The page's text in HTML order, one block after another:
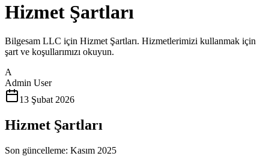
Hizmet Şartları
Bilgesam LLC için Hizmet Şartları. Hizmetlerimizi kullanmak için
şart ve koşullarımızı okuyun.
A
Admin User
13 Şubat 2026
Hizmet Şartları
Son güncelleme: Kasım 2025